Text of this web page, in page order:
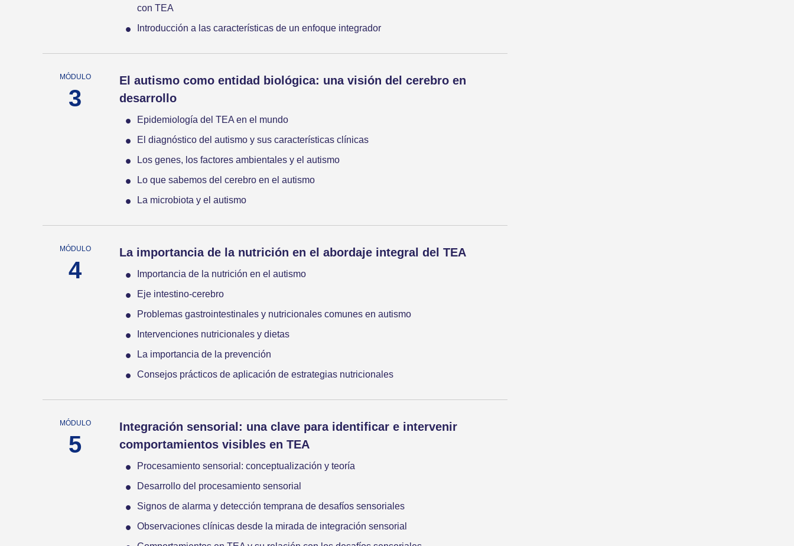
con TEA
Introducción a las características de un enfoque integrador
El autismo como entidad biológica: una visión del cerebro en
desarrollo
Epidemiología del TEA en el mundo
El diagnóstico del autismo y sus características clínicas
Los genes, los factores ambientales y el autismo
Lo que sabemos del cerebro en el autismo
La microbiota y el autismo
La importancia de la nutrición en el abordaje integral del TEA
Importancia de la nutrición en el autismo
Eje intestino-cerebro
Problemas gastrointestinales y nutricionales comunes en autismo
Intervenciones nutricionales y dietas
La importancia de la prevención
Consejos prácticos de aplicación de estrategias nutricionales
Integración sensorial: una clave para identificar e intervenir
comportamientos visibles en TEA
Procesamiento sensorial: conceptualización y teoría
Desarrollo del procesamiento sensorial
Signos de alarma y detección temprana de desafíos sensoriales
Observaciones clínicas desde la mirada de integración sensorial